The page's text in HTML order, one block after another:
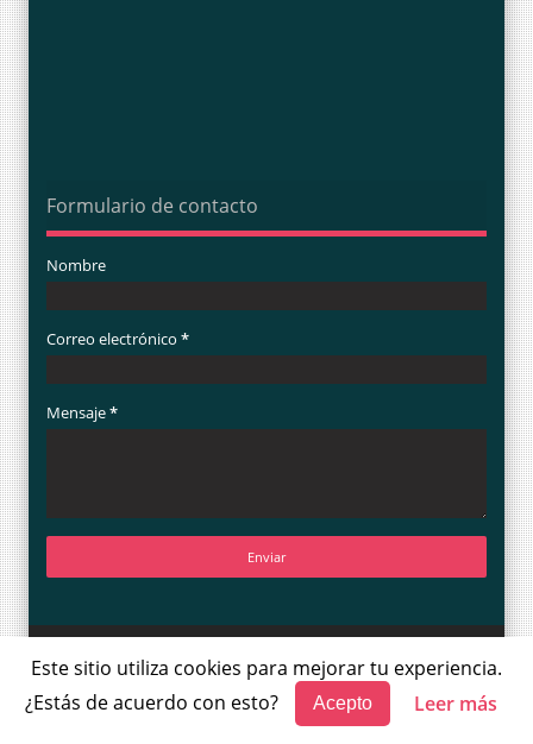
Este sitio utiliza cookies para mejorar tu experiencia.
¿Estás de acuerdo con esto?
Acepto Leer más
Formulario de contacto
Nombre
Correo electrónico *
Mensaje*
1FD 1FiebreDeportiva
A propósito de